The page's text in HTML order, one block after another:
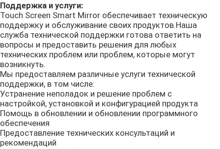
Shopping Online
На открытом воздухе Signage LCD цифров
Установленный стеной Signage цифров
Напольные цифровые вывески
Монитор держателя панели промышленный
Поддержка и услуги:
Touch Screen Smart Mirror обеспечивает техническую
поддержку и обслуживание своих продуктов.Наша
служба технической поддержки готова ответить на
вопросы и предоставить решения для любых
технических проблем или проблем, которые могут
возникнуть.
Мы предоставляем различные услуги технической
поддержки, в том числе:
Устранение неполадок и решение проблем с
настройкой, установкой и конфигурацией продукта
Помощь в обновлении и обновлении программного
обеспечения
Предоставление технических консультаций и
рекомендаций